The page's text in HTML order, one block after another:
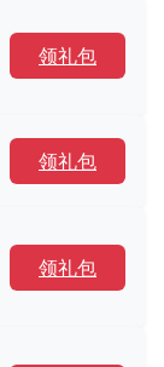
领礼包
领礼包
领礼包